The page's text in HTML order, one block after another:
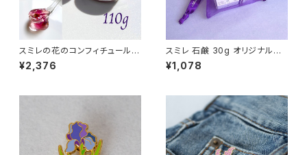
スミレの花のコンフィチュール 1
10g バイオレットフラワー コン
フィー La Maison de la Viol
¥2,376
スミレ 石鹸 30g オリジナル巾
着入り La Maison de la Viol
ette フランス/トゥールーズ ＜
¥1,078